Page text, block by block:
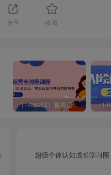
分享 收藏
（14882期）直播运营全流程课程-5月更新：从起号、话术设计、罗盘运营到微付费投放等
超级个体认知成长学习